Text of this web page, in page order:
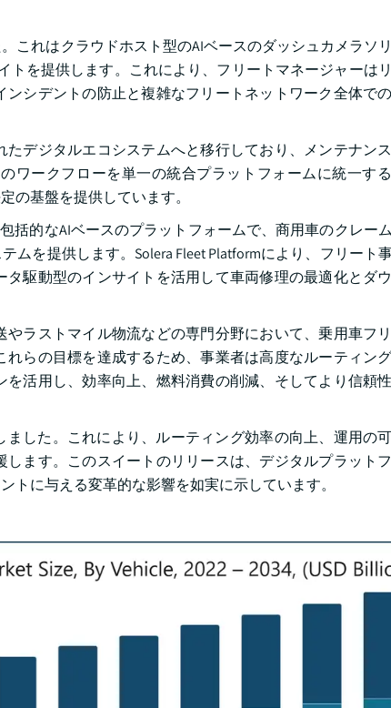
これはクラウドホスト型のAIベースのダッシュカメラソ
を提供します。これにより、フリートマネージャーは
シデントの防止と複雑なフリートネットワーク全体で
デジタルエコシステムへと移行しており、メンテナン
ワークフローを単一の統合プラットフォームに統一す
の基盤を提供しています。
括的なAIベースのプラットフォームで、商用車のクレー
を提供します。Solera Fleet Platformにより、フリート
駆動型のインサイトを活用して車両修理の最適化とダ
ラストマイル物流などの専門分野において、乗用車フ
らの目標を達成するため、事業者は高度なルーティン
活用し、効率向上、燃料消費の削減、そしてより信頼
ました。これにより、ルーティング効率の向上、運用の
ます。このスイートのリリースは、デジタルプラット
に与える変革的な影響を如実に示しています。